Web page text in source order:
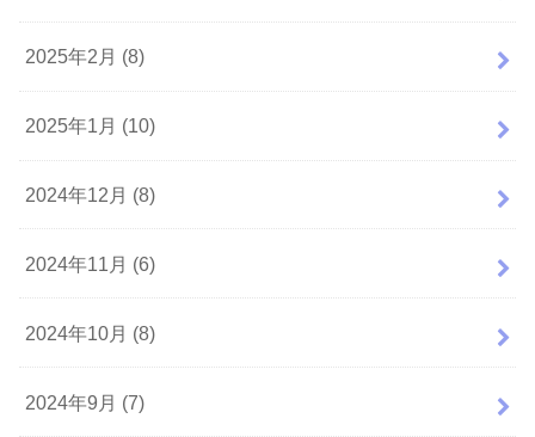
2025年2月 (8)
2025年1月 (10)
2024年12月 (8)
2024年11月 (6)
2024年10月 (8)
2024年9月 (7)